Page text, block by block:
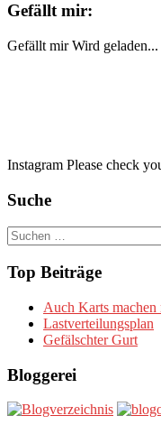
Gefällt mir:
Gefällt mir Wird geladen...
Instagram Please check
Suche
Suchen
nach:
Top Beiträge
Auch Karts machen
Lastverteilungsplan
Gefälschter Gurt
Bloggerei